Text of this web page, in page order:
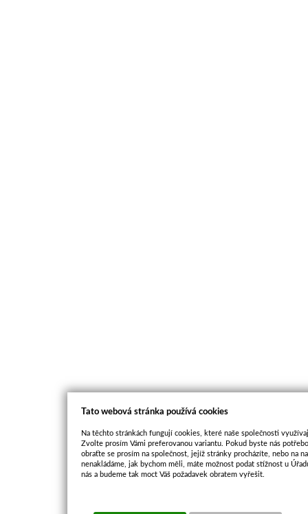
Tato webová stránka používá cookies
Na těchto stránkách fungují cookies, které naše společnosti
Zvolte prosím Vámi preferovanou variantu. Pokud byste nás
obraťte se prosím na společnost, jejíž stránky procházíte, nebo na
nenakládáme, jak bychom měli, máte možnost podat stížnost u
nás a budeme tak moct Váš požadavek obratem vyřešit.